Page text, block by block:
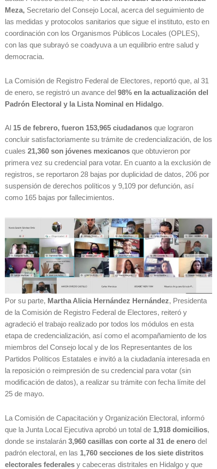
Meza, Secretario del Consejo Local, acerca del seguimiento de
las medidas y protocolos sanitarios que sigue el instituto, esto en
coordinación con los Organismos Públicos Locales (OPLES),
con las que subrayó se coadyuva a un equilibrio entre salud y
democracia.
La Comisión de Registro Federal de Electores, reportó que, al 31
de enero, se registró un avance del 98% en la actualización del
Padrón Electoral y la Lista Nominal en Hidalgo.
Al 15 de febrero, fueron 153,965 ciudadanos que lograron
concluir satisfactoriamente su trámite de credencialización, de los
cuales 21,360 son jóvenes mexicanos que obtuvieron por
primera vez su credencial para votar. En cuanto a la exclusión de
registros, se reportaron 28 bajas por duplicidad de datos, 206 por
suspensión de derechos políticos y 9,109 por defunción, así
como 165 bajas por fallecimientos.
Por su parte, Martha Alicia Hernández Hernández, Presidenta
de la Comisión de Registro Federal de Electores, reiteró y
agradeció el trabajo realizado por todos los módulos en esta
etapa de credencialización, así como el acompañamiento de los
miembros del Consejo local y de los Representantes de los
Partidos Políticos Estatales e invitó a la ciudadanía interesada en
la reposición o reimpresión de su credencial para votar (sin
modificación de datos), a realizar su trámite con fecha límite del
25 de mayo.
La Comisión de Capacitación y Organización Electoral, informó
que la Junta Local Ejecutiva aprobó un total de 1,918 domicilios,
donde se instalarán 3,960 casillas con corte al 31 de enero del
padrón electoral, en las 1,760 secciones de los siete distritos
electorales federales y cabeceras distritales en Hidalgo y que